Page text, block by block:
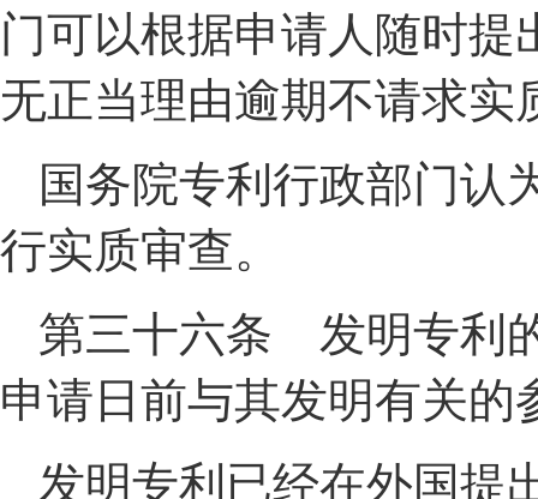
门可以根据申请人随时
无正当理由逾期不请求
国务院专利行政部门认
行实质审查。
第三十六条 发明专利
申请日前与其发明有关的
发明专利已经在外国提